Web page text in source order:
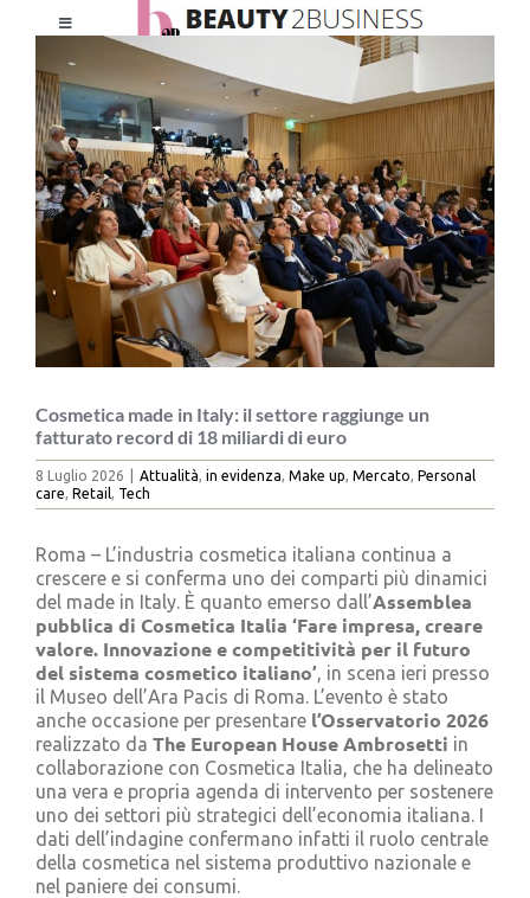
contenuto
Toggle
Navigation
HOME
CHI SIAMO
LE RIVISTE
CATEGORIE
CONTATTI
Cerca
Ingrandisci
immagine
Cosmetica made in Italy: il settore raggiunge un
fatturato record di 18 miliardi di euro
8 Luglio 2026 Attualità, in evidenza, Make up, Mercato, Personal
care, Retail, Tech
Roma – L’industria cosmetica italiana continua a
crescere e si conferma uno dei comparti più dinamici
del made in Italy. È quanto emerso dall’Assemblea
pubblica di Cosmetica Italia ‘Fare impresa, creare
valore. Innovazione e competitività per il futuro
del sistema cosmetico italiano’, in scena ieri presso
il Museo dell’Ara Pacis di Roma. L’evento è stato
anche occasione per presentare l’Osservatorio 2026
realizzato da The European House Ambrosetti in
collaborazione con Cosmetica Italia, che ha delineato
una vera e propria agenda di intervento per sostenere
uno dei settori più strategici dell’economia italiana. I
dati dell’indagine confermano infatti il ruolo centrale
della cosmetica nel sistema produttivo nazionale e
nel paniere dei consumi.